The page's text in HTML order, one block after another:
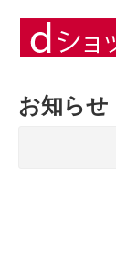
お知らせ